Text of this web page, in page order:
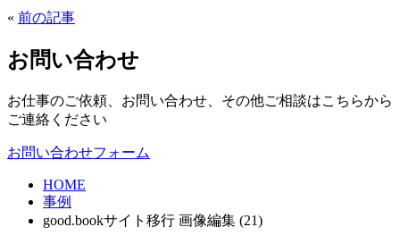
« 前の記事
お問い合わせ
お仕事のご依頼、お問い合わせ、その他ご相談はこちらから
ご連絡ください
お問い合わせフォーム
HOME
事例
good.bookサイト移行 画像編集 (21)